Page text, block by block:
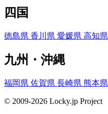
四国
徳島県 香川県 愛媛県 高知県
九州・沖縄
福岡県 佐賀県 長崎県 熊本県
© 2009-2026 Locky.jp Project